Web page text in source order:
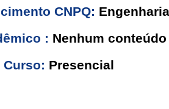
CNPQ:
: Nenhum
Curso: Presencial